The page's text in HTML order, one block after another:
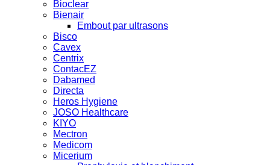
Bioclear
Bienair
Embout par ultrasons
Bisco
Cavex
Centrix
ContacEZ
Dabamed
Directa
Heros Hygiene
JOSO Healthcare
KIYO
Mectron
Medicom
Micerium